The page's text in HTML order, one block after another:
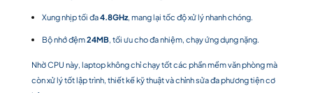
Xung nhịp tối đa4.8GHz, mang lại tốc độ xử lý nhanh chóng.
Bộ nhớ đệm24MB, tối ưu cho đa nhiệm, chạy ứng dụng nặng.
Nhờ CPU này, laptop không chỉ chạy tốt các phần mềm văn phòng mà
còn xử lý tốt lập trình, thiết kế kỹ thuật và chỉnh sửa đa phương tiện cơ